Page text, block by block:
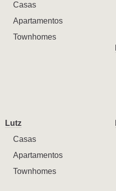
Casas
Apartamentos
Townhomes
Lutz
Casas
Apartamentos
Townhomes